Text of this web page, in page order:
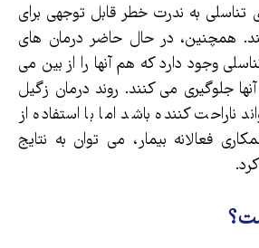
تناسلی به ندرت خطر قابل توجهی برای
همچنین، در حال حاضر درمان های
وجود دارد که هم آنها را از بین می
جلوگیری می کنند. روند درمان زگیل
ناراحت کننده باشد اما با استفاده از
فعالانه بیمار، می توان به نتایج